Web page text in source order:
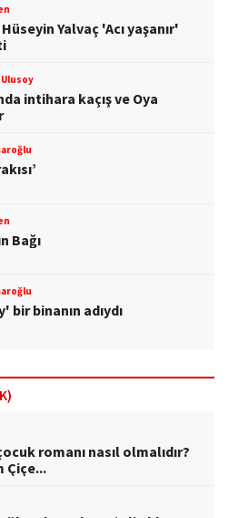
Yalvaç 'Acı yaşanır'
intihara kaçış ve Oya
Bağı
bir binanın adıydı
romanı nasıl olmalıdır?
Çiçe...